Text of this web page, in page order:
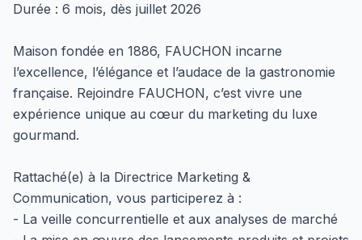
Durée : 6 mois, dès juillet 2026
Maison fondée en 1886, FAUCHON incarne
l’excellence, l’élégance et l’audace de la gastronomie
française. Rejoindre FAUCHON, c’est vivre une
expérience unique au cœur du marketing du luxe
gourmand.
Rattaché(e) à la Directrice Marketing &
Communication, vous participerez à :
- La veille concurrentielle et aux analyses de marché